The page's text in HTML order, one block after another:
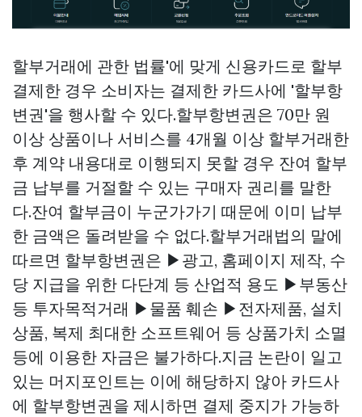
할부거래에 관한 법률'에 맞게 신용카드로 할부
결제한 경우 소비자는 결제한 카드사에 '할부항
변권'을 행사할 수 있다.할부항변권은 70만 원
이상 상품이나 서비스를 4개월 이상 할부거래한
후 계약 내용대로 이행되지 못할 경우 잔여 할부
금 납부를 거절할 수 있는 구매자 권리를 말한
다.잔여 할부금이 누군가가기 때문에 이미 납부
한 금액은 돌려받을 수 없다.할부거래법의 말에
따르면 할부항변권은 ▶광고, 홈페이지 제작, 수
당 지급을 위한 다단계 등 산업적 용도 ▶부동산
등 투자목적거래 ▶물품 훼손 ▶전자제품, 설치
상품, 복제 최대한 소프트웨어 등 상품가치 소멸
등에 이용한 자금은 불가하다.지금 논란이 일고
있는 머지포인트는 이에 해당하지 않아 카드사
에 할부항변권을 제시하면 결제 중지가 가능하